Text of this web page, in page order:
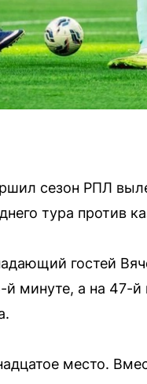
сезон РПЛ
тура против
гостей
й минуте, а на 47-
место.